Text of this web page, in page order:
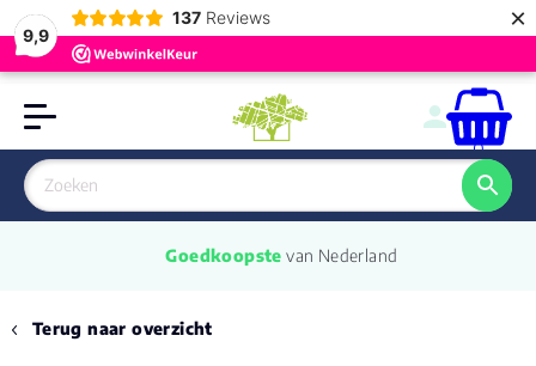
9,9
137 Reviews ×
0
Goedkoopste van Nederland
Terug naar overzicht